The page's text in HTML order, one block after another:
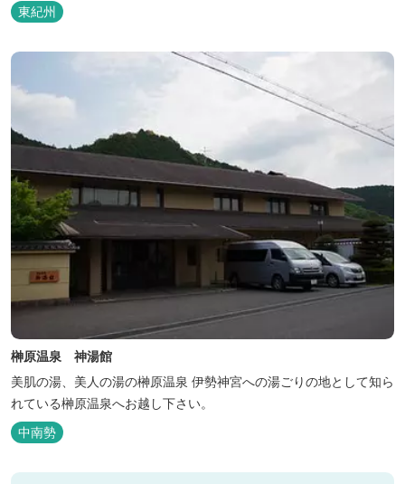
東紀州
榊原温泉 神湯館
美肌の湯、美人の湯の榊原温泉 伊勢神宮への湯ごりの地として知ら
れている榊原温泉へお越し下さい。
中南勢